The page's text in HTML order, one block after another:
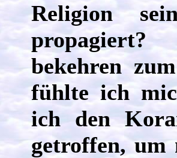
Religion
bekehren
fühlte ich
ich den
getroffen, um